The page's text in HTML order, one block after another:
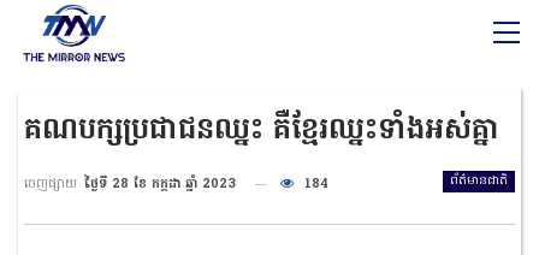
គណបក្សប្រជាជនឈ្នះ គឺខ្មែរឈ្នះទាំងអស់គ្នា
ព័ត៌មានជាតិ
ចេញផ្សាយ ថ្ងៃទី 28 ខែ កក្កដា ឆ្នាំ 2023 184